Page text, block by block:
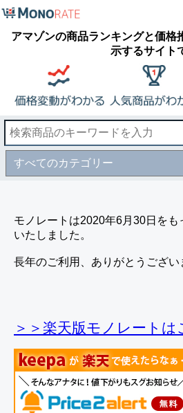
アマゾンの商品ランキングと価格
示するサイト
モノレートは2020年6月30日をも
いたしました。
長年のご利用、ありがとうござい
＞＞楽天版モノレートは